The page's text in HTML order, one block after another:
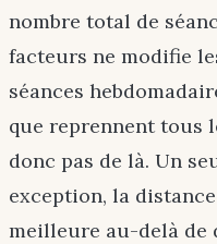
nombre total de
facteurs ne modifie
séances
que reprennent tous
donc pas de là. Un
exception, la
meilleure au-delà de